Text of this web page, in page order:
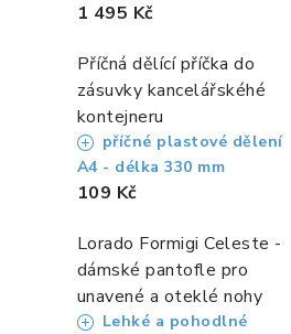
1 495 Kč
Příčná dělící příčka do
zásuvky kancelářskéhé
kontejneru
příčné plastové dělení
A4 - délka 330 mm
109 Kč
Lorado Formigi Celeste -
dámské pantofle pro
unavené a oteklé nohy
Lehké a pohodlné